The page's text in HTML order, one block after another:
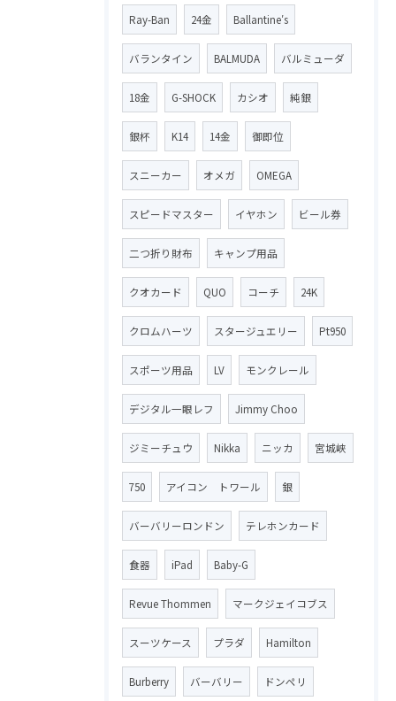
Ray-Ban 24金 Ballantine′s
バランタイン BALMUDA バルミューダ
18金 G-SHOCK カシオ 純銀
銀杯 K14 14金 御即位
スニーカー オメガ OMEGA
スピードマスター イヤホン ビール券
二つ折り財布 キャンプ用品
クオカード QUO コーチ 24K
クロムハーツ スタージュエリー Pt950
スポーツ用品 LV モンクレール
デジタル一眼レフ Jimmy Choo
ジミーチュウ Nikka ニッカ 宮城峡
750 アイコン トワール 銀
バーバリーロンドン テレホンカード
食器 iPad Baby-G
Revue Thommen マークジェイコブス
スーツケース プラダ Hamilton
Burberry バーバリー ドンペリ